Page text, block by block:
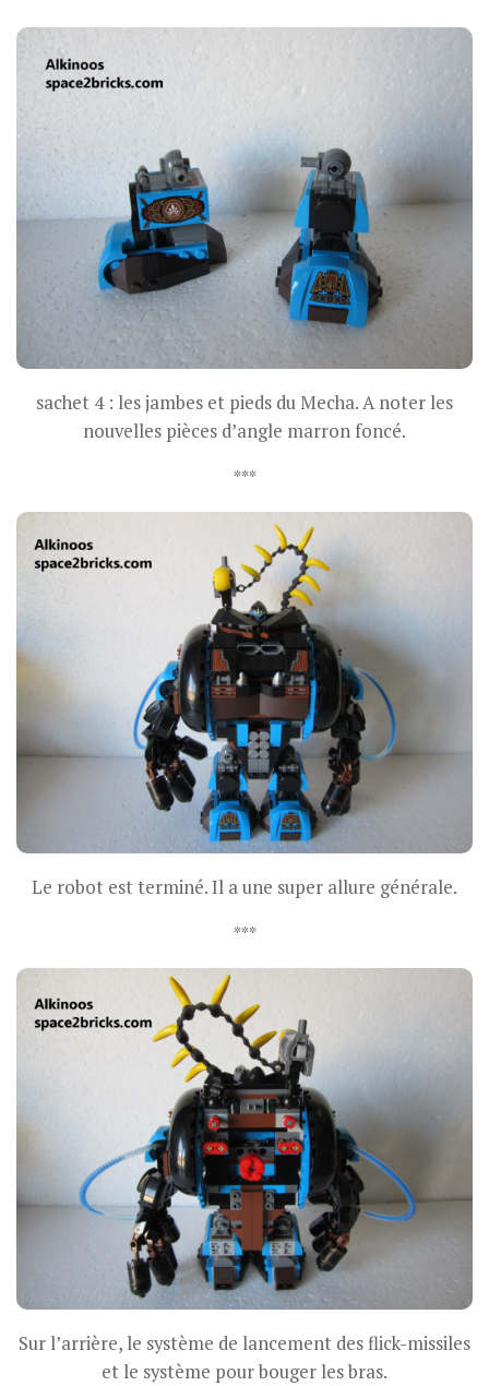
sachet 4 : les jambes et pieds du Mecha. A noter les
nouvelles pièces d’angle marron foncé.
***
Le robot est terminé. Il a une super allure générale.
***
Sur l’arrière, le système de lancement des flick-missiles
et le système pour bouger les bras.